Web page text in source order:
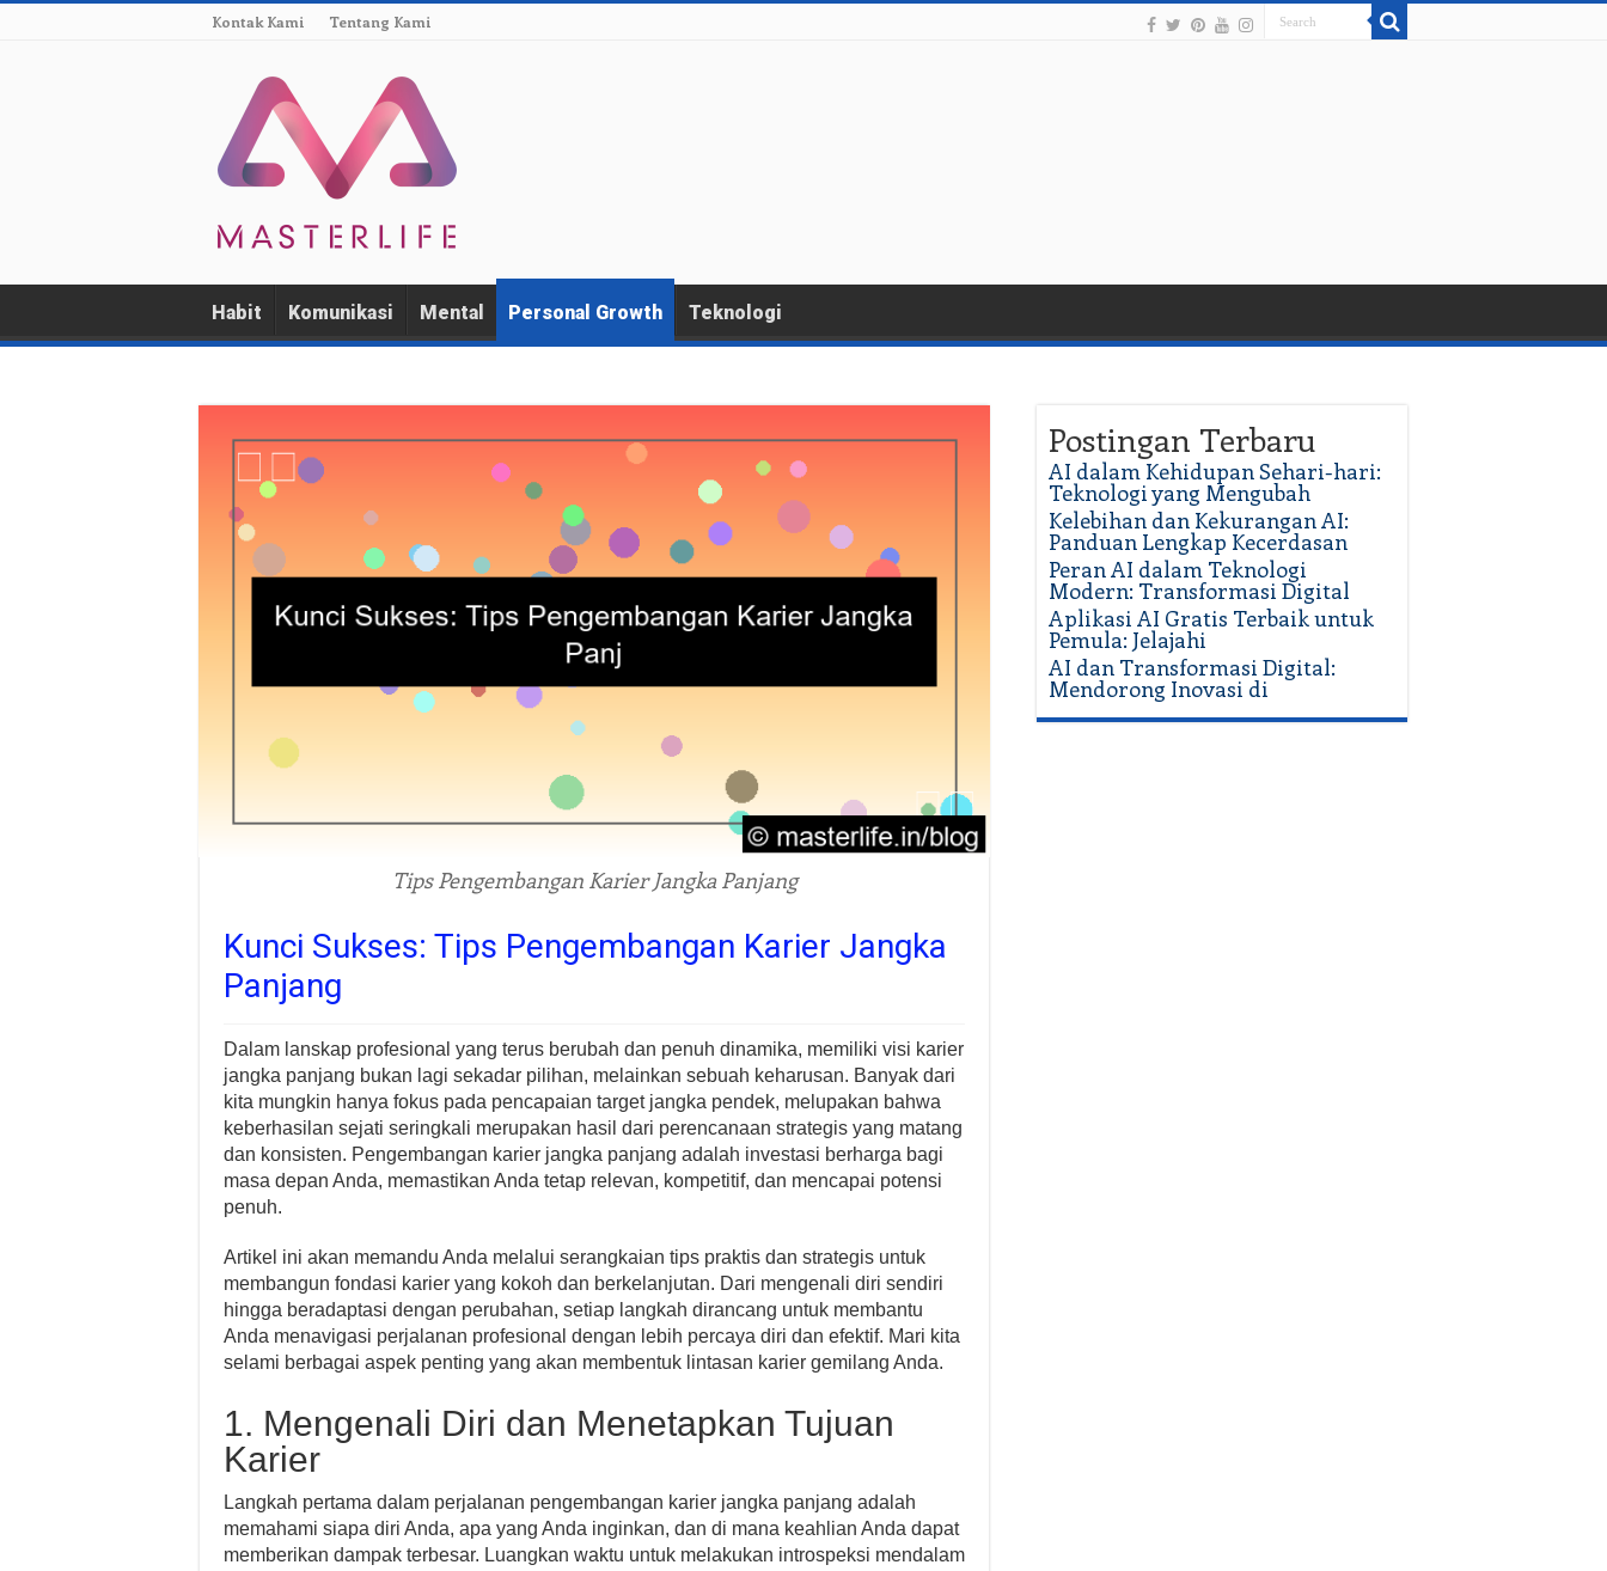
Kontak Kami Tentang Kami
Habit Komunikasi Mental Personal Growth Teknologi
Tips Pengembangan Karier Jangka Panjang
Kunci Sukses: Tips Pengembangan Karier Jangka
Panjang
Dalam lanskap profesional yang terus berubah dan penuh dinamika, memiliki visi karier
jangka panjang bukan lagi sekadar pilihan, melainkan sebuah keharusan. Banyak dari
kita mungkin hanya fokus pada pencapaian target jangka pendek, melupakan bahwa
keberhasilan sejati seringkali merupakan hasil dari perencanaan strategis yang matang
dan konsisten. Pengembangan karier jangka panjang adalah investasi berharga bagi
masa depan Anda, memastikan Anda tetap relevan, kompetitif, dan mencapai potensi
penuh.
Artikel ini akan memandu Anda melalui serangkaian tips praktis dan strategis untuk
membangun fondasi karier yang kokoh dan berkelanjutan. Dari mengenali diri sendiri
hingga beradaptasi dengan perubahan, setiap langkah dirancang untuk membantu
Anda menavigasi perjalanan profesional dengan lebih percaya diri dan efektif. Mari kita
selami berbagai aspek penting yang akan membentuk lintasan karier gemilang Anda.
1. Mengenali Diri dan Menetapkan Tujuan
Karier
Langkah pertama dalam perjalanan pengembangan karier jangka panjang adalah
memahami siapa diri Anda, apa yang Anda inginkan, dan di mana keahlian Anda dapat
memberikan dampak terbesar. Luangkan waktu untuk melakukan introspeksi mendalam
Postingan Terbaru
AI dalam Kehidupan Sehari-hari:
Teknologi yang Mengubah
Kelebihan dan Kekurangan AI:
Panduan Lengkap Kecerdasan
Peran AI dalam Teknologi
Modern: Transformasi Digital
Aplikasi AI Gratis Terbaik untuk
Pemula: Jelajahi
AI dan Transformasi Digital:
Mendorong Inovasi di